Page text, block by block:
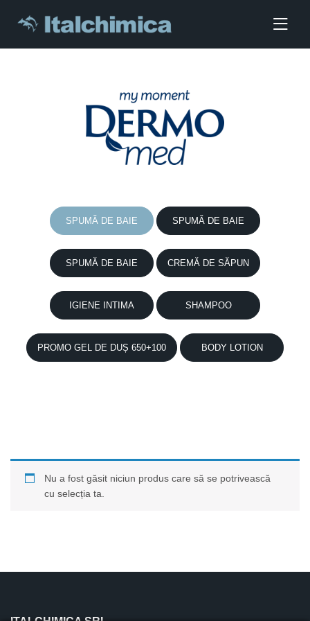
SPUMĂ DE BAIE SPUMĂ DE BAIE
SPUMĂ DE BAIE CREMĂ DE SĂPUN
IGIENE INTIMA SHAMPOO
PROMO GEL DE DUȘ 650+100 BODY LOTION
Nu a fost găsit niciun produs care să se potrivească
cu selecția ta.